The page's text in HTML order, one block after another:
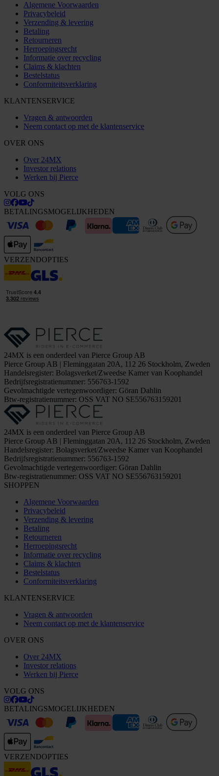
Algemene Voorwaarden
Privacybeleid
Verzending & levering
Betaling
Retourneren
Herroepingsrecht
Informatie over recycling
Claims & klachten
Bestelstatus
Conformiteitsverklaring
KLANTENSERVICE
Vragen & antwoorden
Neem contact op met de klantenservice
OVER ONS
Over 24MX
Investor relations
Werken bij Pierce
VOLG ONS
BETALINGSMOGELIJKHEDEN
VERZENDOPTIES
24MX is een onderdeel van Pierce Group AB
Pierce Group AB | Fleminggatan 20A, 112 26 Stockholm, Zweden
Handelsregister: Bolagsverket/Zweedse Kamer van Koophandel
Bedrijfsregistratienummer: 556763-1592
Gevolmachtigde vertegenwoordiger: Göran Dahlin
Btw-registratienummer: OSS VAT NO SE556763159201
24MX is een onderdeel van Pierce Group AB
Pierce Group AB | Fleminggatan 20A, 112 26 Stockholm, Zweden
Handelsregister: Bolagsverket/Zweedse Kamer van Koophandel
Bedrijfsregistratienummer: 556763-1592
Gevolmachtigde vertegenwoordiger: Göran Dahlin
Btw-registratienummer: OSS VAT NO SE556763159201
SHOPPEN
Algemene Voorwaarden
Privacybeleid
Verzending & levering
Betaling
Retourneren
Herroepingsrecht
Informatie over recycling
Claims & klachten
Bestelstatus
Conformiteitsverklaring
KLANTENSERVICE
Vragen & antwoorden
Neem contact op met de klantenservice
OVER ONS
Over 24MX
Investor relations
Werken bij Pierce
VOLG ONS
BETALINGSMOGELIJKHEDEN
VERZENDOPTIES